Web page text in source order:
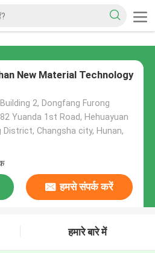
New Material Technology
2, Dongfang Furong
Yuanda 1st Road, Hehuayuan
District, Changsha city, Hunan,
हमसे संपर्क करें
हमारे बारे में